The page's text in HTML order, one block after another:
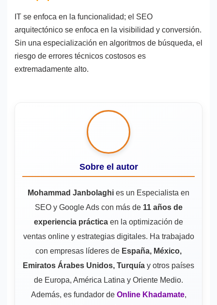
IT se enfoca en la funcionalidad; el SEO
arquitectónico se enfoca en la visibilidad y conversión.
Sin una especialización en algoritmos de búsqueda, el
riesgo de errores técnicos costosos es
extremadamente alto.
Sobre el autor
Mohammad Janbolaghi es un Especialista en
SEO y Google Ads con más de 11 años de
experiencia práctica en la optimización de
ventas online y estrategias digitales. Ha trabajado
con empresas líderes de España, México,
Emiratos Árabes Unidos, Turquía y otros países
de Europa, América Latina y Oriente Medio.
Además, es fundador de Online Khadamate,